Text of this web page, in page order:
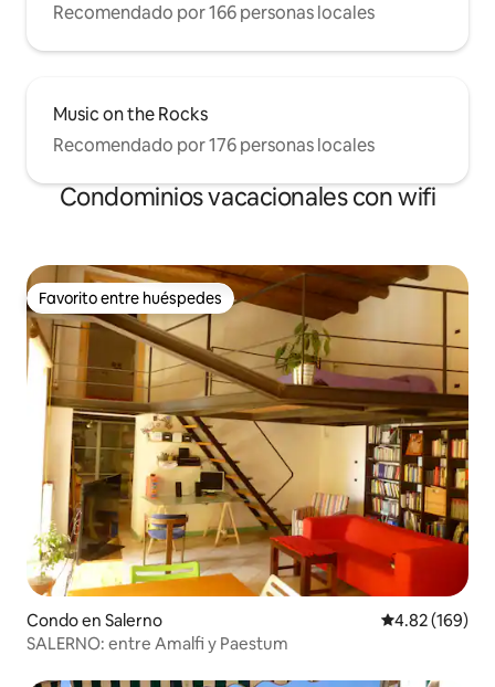
Recomendado por 166 personas locales
Music on the Rocks
Recomendado por 176 personas locales
Condominios vacacionales con wifi
Favorito entre huéspedes
Favorito entre huéspedes
Condo en Salerno Calificación
4.82 (169)
SALERNO: entre Amalfi y Paestum